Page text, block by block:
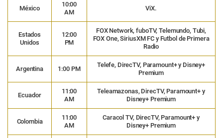
México
10:00
AM
ViX.
Estados
Unidos
12:00
PM
FOX Network, fuboTV, Telemundo, Tubi,
FOX One, SiriusXM FC y Futbol de Primera
Radio
Argentina 1:00 PM
Telefe, DirecTV, Paramount+ y Disney+
Premium
Ecuador
11:00
AM
Teleamazonas, DirecTV, Paramount+ y
Disney+ Premium
Colombia
11:00
AM
Caracol TV, DirecTV, Paramount+ y
Disney+ Premium